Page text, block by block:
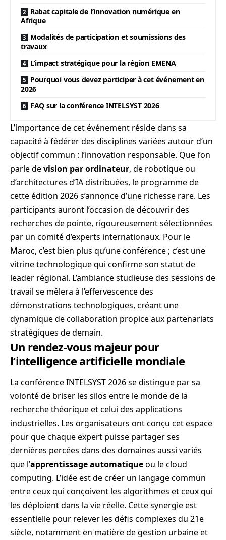
Rabat capitale de l’innovation numérique en
Afrique
Modalités de participation et soumissions des
travaux
L’impact stratégique pour la région EMENA
Pourquoi vous devez participer à cet événement en
2026
FAQ sur la conférence INTELSYST 2026
L’importance de cet événement réside dans sa
capacité à fédérer des disciplines variées autour d’un
objectif commun : l’innovation responsable. Que l’on
parle devision par ordinateur, de robotique ou
d’architectures d’IA distribuées, le programme de
cette édition 2026 s’annonce d’une richesse rare. Les
participants auront l’occasion de découvrir des
recherches de pointe, rigoureusement sélectionnées
par un comité d’experts internationaux. Pour le
Maroc, c’est bien plus qu’une conférence ; c’est une
vitrine technologique qui confirme son statut de
leader régional. L’ambiance studieuse des sessions de
travail se mêlera à l’effervescence des
démonstrations technologiques, créant une
dynamique de collaboration propice aux partenariats
stratégiques de demain.
Un rendez-vous majeur pour
l’intelligence artificielle mondiale
La conférence INTELSYST 2026 se distingue par sa
volonté de briser les silos entre le monde de la
recherche théorique et celui des applications
industrielles. Les organisateurs ont conçu cet espace
pour que chaque expert puisse partager ses
dernières percées dans des domaines aussi variés
que l’apprentissage automatiqueou le cloud
computing. L’idée est de créer un langage commun
entre ceux qui conçoivent les algorithmes et ceux qui
les déploient dans la vie réelle. Cette synergie est
essentielle pour relever les défis complexes du 21e
siècle, notamment en matière de gestion urbaine et